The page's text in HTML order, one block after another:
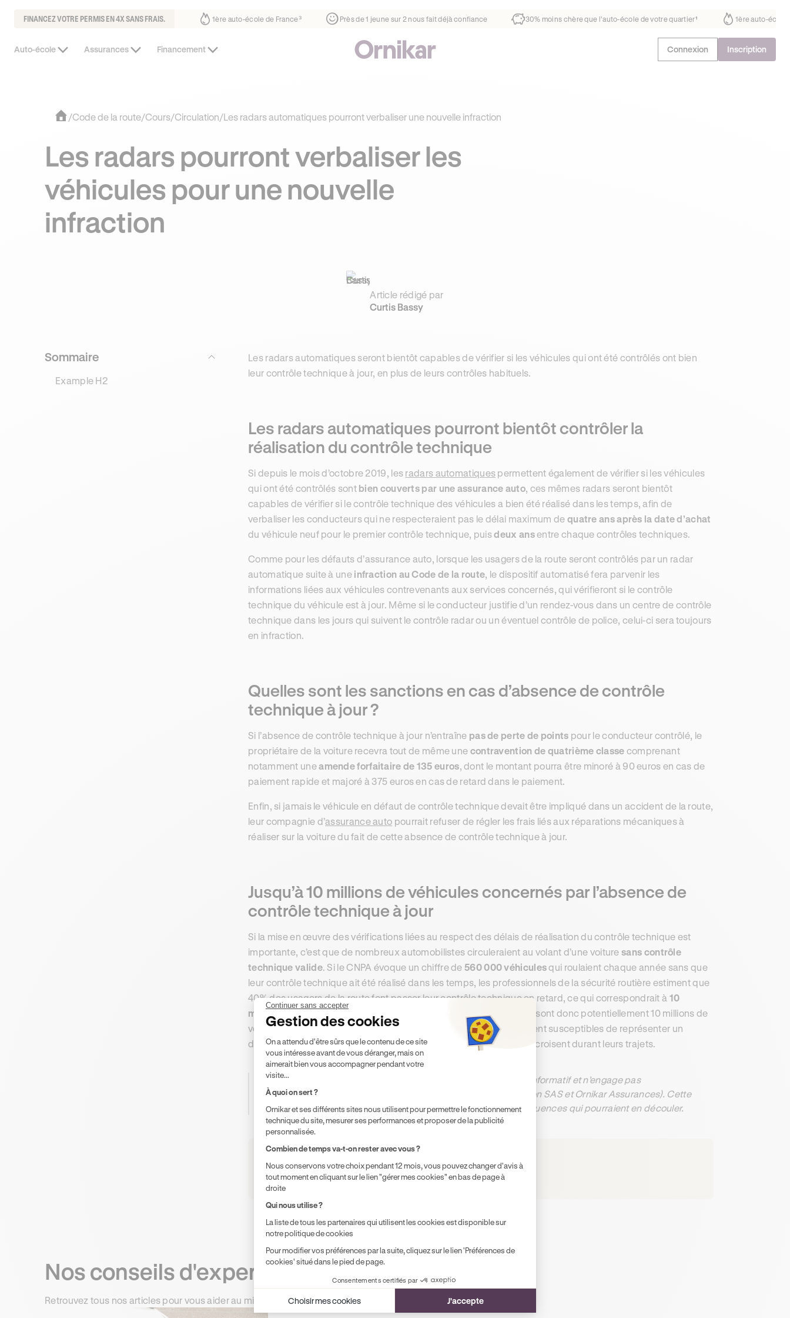
FINANCEZ VOTRE PERMIS EN 4X SANS FRAIS.
fait déjà confiance 30% moins chère que l’auto-école de votre quartier ¹ 1ère auto-école de France³ Près de 1 jeune sur 2 nous fait déjà confiance 30% moins chère que l’auto-école de votre
Auto-école Assurances Financement Connexion Inscription
/Code de la route/Cours/Circulation/Les radars automatiques pourront verbaliser une nouvelle infraction
Les radars pourront verbaliser les
véhicules pour une nouvelle
infraction
Article rédigé par
Curtis Bassy
Sommaire
Example H2
Les radars automatiques seront bientôt capables de vérifier si les véhicules qui ont été contrôlés ont bien
leur contrôle technique à jour, en plus de leurs contrôles habituels.
Les radars automatiques pourront bientôt contrôler la
réalisation du contrôle technique
Si depuis le mois d’octobre 2019, les radars automatiques permettent également de vérifier si les véhicules
qui ont été contrôlés sont bien couverts par une assurance auto, ces mêmes radars seront bientôt
capables de vérifier si le contrôle technique des véhicules a bien été réalisé dans les temps, afin de
verbaliser les conducteurs qui ne respecteraient pas le délai maximum de quatre ans après la date d’achat
du véhicule neuf pour le premier contrôle technique, puisdeux ansentre chaque contrôles techniques.
Comme pour les défauts d’assurance auto, lorsque les usagers de la route seront contrôlés par un radar
automatique suite à une infraction au Code de la route, le dispositif automatisé fera parvenir les
informations liées aux véhicules contrevenants aux services concernés, qui vérifieront si le contrôle
technique du véhicule est à jour. Même si le conducteur justifie d’un rendez-vous dans un centre de contrôle
technique dans les jours qui suivent le contrôle radar ou un éventuel contrôle de police, celui-ci sera toujours
en infraction.
Quelles sont les sanctions en cas d’absence de contrôle
technique à jour ?
Si l’absence de contrôle technique à jour n’entraîne pas de perte de points pour le conducteur contrôlé, le
propriétaire de la voiture recevra tout de même une contravention de quatrième classe comprenant
notamment uneamende forfaitaire de 135 euros, dont le montant pourra être minoré à 90 euros en cas de
paiement rapide et majoré à 375 euros en cas de retard dans le paiement.
Enfin, si jamais le véhicule en défaut de contrôle technique devait être impliqué dans un accident de la route,
leur compagnie d’assurance auto pourrait refuser de régler les frais liés aux réparations mécaniques à
réaliser sur la voiture du fait de cette absence de contrôle technique à jour.
Jusqu’à 10 millions de véhicules concernés par l’absence de
contrôle technique à jour
Si la mise en œuvre des vérifications liées au respect des délais de réalisation du contrôle technique est
importante, c’est que de nombreux automobilistes circuleraient au volant d’une voituresans contrôle
technique valide. Si le CNPA évoque un chiffre de560 000 véhiculesqui roulaient chaque année sans que
leur contrôle technique ait été réalisé dans les temps, les professionnels de la sécurité routière estiment que
40% des usagers de la route font passer leur contrôle technique en retard, ce qui correspondrait à 10
millions de véhiculesroulant sans un contrôle technique à jour. Ce sont donc potentiellement 10 millions de
véhicules dont l’état mécanique pourrait être défaillant, et qui seraient susceptibles de représenter un
danger pour leur conducteur comme pour les autres usagers qu’ils croisent durant leurs trajets.
Le contenu dans cet article présente uniquement un caractère informatif et n’engage pas
contractuellement Ornikar (à savoir les entités Marianne Formation SAS et Ornikar Assurances). Cette
dernière décline toute responsabilité sur les décisions et conséquences qui pourraient en découler.
Résumer cet article avec :
ChatGPT Gemini Claude Perplexity
Nos conseils d'experts
Retrouvez tous nos articles pour vous aider au mieux dans votre parcours
Continuer sans accepter
Gestion des cookies
Plateforme de Gestion du Consentement : Personnalisez vos Options
On a attendu d'être sûrs que le contenu de ce site
vous intéresse avant de vous déranger, mais on
aimerait bien vous accompagner pendant votre
visite...
À quoi on sert ?
Ornikar et ses différents sites nous utilisent pour permettre le fonctionnement
technique du site, mesurer ses performances et proposer de la publicité
personnalisée.
Combien de temps va-t-on rester avec vous ?
Nous conservons votre choix pendant 12 mois, vous pouvez changer d'avis à
tout moment en cliquant sur le lien "gérer mes cookies" en bas de page à
droite
Qui nous utilise ?
La liste de tous les partenaires qui utilisent les cookies est disponible sur
notre politique de cookies
Pour modifier vos préférences par la suite, cliquez sur le lien 'Préférences de
cookies' situé dans le pied de page.
Consentements certifiés par
Choisir mes cookies J'accepte
Axeptio consent